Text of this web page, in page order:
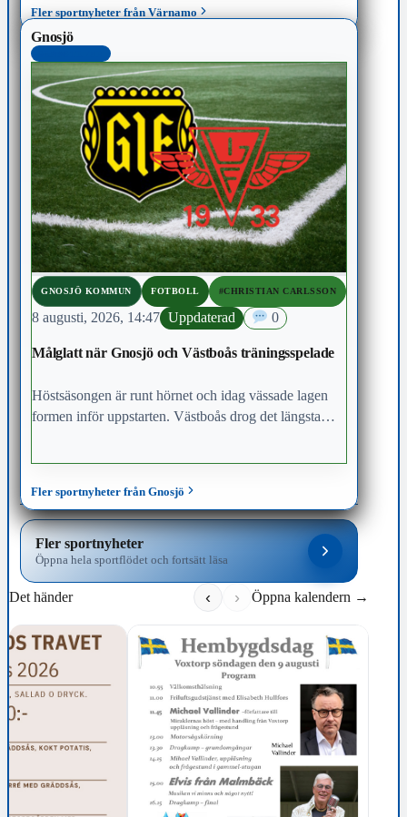
Fler sportnyheter från Värnamo
Gnosjö
GNOSJÖ KOMMUN FOTBOLL #CHRISTIAN CARLSSON
8 augusti, 2026, 14:47 Uppdaterad 0
Målglatt när Gnosjö och Västboås träningsspelade
Höstsäsongen är runt hörnet och idag vässade lagen
formen inför uppstarten. Västboås drog det längsta
Fler sportnyheter från Gnosjö
Fler sportnyheter
Öppna hela sportflödet och fortsätt läsa
Det händer ‹ › Öppna kalendern →